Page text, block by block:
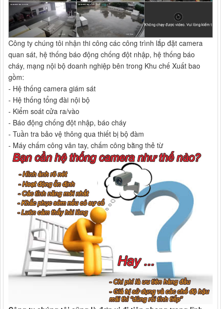
Công ty chúng tôi nhận thi công các công trình lắp đặt camera
quan sát, hệ thống báo động chống đột nhập, hệ thống báo
cháy, mạng nội bộ doanh nghiệp bên trong Khu chế Xuất bao
gồm:
- Hệ thống camera giám sát
- Hệ thống tổng đài nội bộ
- Kiểm soát cửa ra/vào
- Báo động chống đột nhập, báo cháy
- Tuần tra bảo vệ thông qua thiết bị bộ đàm
- Máy chấm công vân tay, chấm công bằng thẻ từ